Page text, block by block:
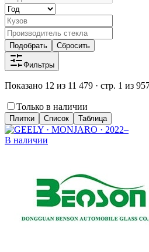
Подобрать Сбросить
Фильтры
Показано 12 из 11 479 · стр. 1 из
Только в наличии
Плитки Список Таблица
В наличии